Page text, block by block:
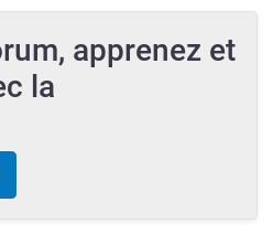
apprenez et
la